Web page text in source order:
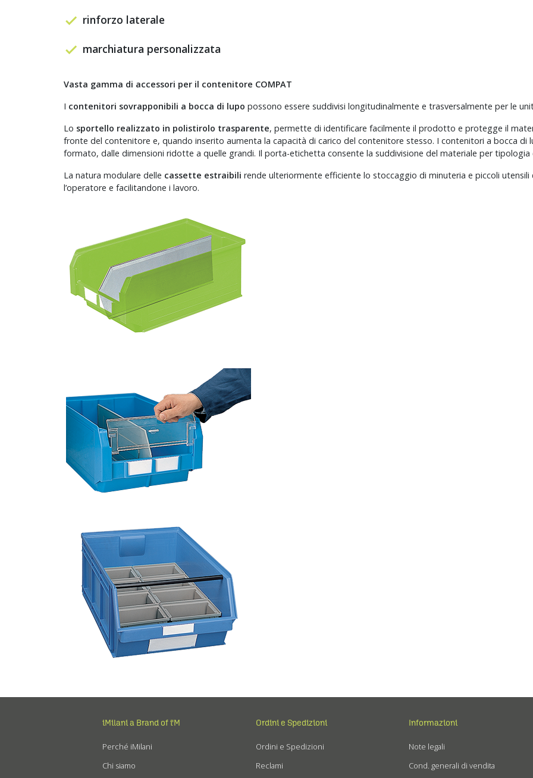
rinforzo laterale
marchiatura personalizzata
Vasta gamma di accessori per il contenitore COMPAT
I contenitori sovrapponibili a bocca di lupo possono essere suddivisi longitudinalmente e trasversalmente per le
Lo sportello realizzato in polistirolo trasparente, permette di identificare facilmente il prodotto e protegge il
fronte del contenitore e, quando inserito aumenta la capacità di carico del contenitore stesso. I contenitori a bocca di
formato, dalle dimensioni ridotte a quelle grandi. Il porta-etichetta consente la suddivisione del materiale per tipologia
La natura modulare delle cassette estraibili rende ulteriormente efficiente lo stoccaggio di minuteria e piccoli
l’operatore e facilitandone i lavoro.
iMilani a Brand of i'M
Perché iMilani
Chi siamo
Ordini e Spedizioni
Ordini e Spedizioni
Reclami
Informazioni
Note legali
Cond. generali di vendita